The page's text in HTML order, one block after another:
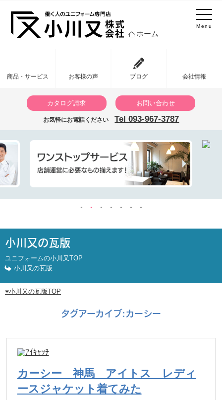
Menu
ホーム
商品・サービス お客様の声 ブログ 会社情報
カタログ請求 お問い合わせ
お気軽にお電話ください Tel 093-967-3787
小川又の瓦版
ユニフォームの小川又TOP
小川又の瓦版
小川又の瓦版TOP
タグアーカイブ: カーシー
カーシー 神馬 アイトス レディ
ースジャケット着てみた